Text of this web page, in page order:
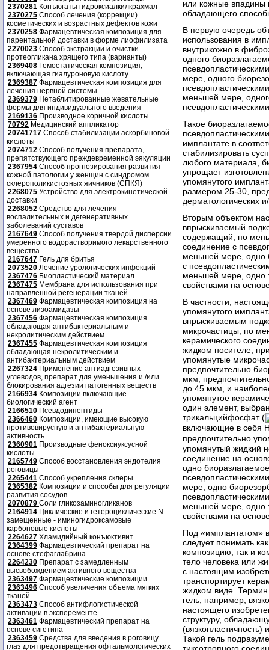
2370281 Конъюгаты гидроксиалкилкрахмал
2370275 Способ лечения (коррекции)
косметических и возрастных дефектов кожи
2370258 Фармацевтическая композиция для
парентальной доставки в форме лиофилизата
2270023 Способ экстракции и очистки
протеогликана хрящего типа (варианты)
2369408 Гемостатическая композиция,
включающая гиалуроновую кислоту
2369387 Фармацевтическая композиция для
лечения нервной системы
2369379 Нетаблитированные жевательные
формы для индивидуального введения
2169136 Производное коричной кислоты
70792 Медицинский аппликатор
20741717 Способ стабилизации аскорбиновой
кислоты
2074712 Способ получения препарата,
препятствующего преждевременной эякуляции
2367954 Способ прогнозирования развития
кожной патологии у женщин с синдромом
склерополикистозных яичников (СПКЯ)
2268075 Устройство для электрокинетической
доставки
2268052 Средство для лечения
воспалительных и дегенеративных
заболеваний суставов
2167649 Способ получения твердой дисперсии
умеренного водорастворимого лекарственного
вещества
2167647 Гель для бритья
2073520 Лечение урологических инфекций
2367476 Биопластический материал
2367475 Мембрана для использования при
направленной регенерации тканей
2367469 Фармацевтическая композиция на
основе лизоамидазы
2367456 Фармацевтическая композиция
обладающая антибактериальным и
некролитическим действием
2367455 Фармацевтическая композиция
обладающая некролитическим и
антибактериальным действием
2267324 Применение антиадгезивных
углеводов, препарат для уменьшения и /или
блокирования адгезии патогенных веществ
2166934 Композиции включающие
биологический агент
2166510 Псевдодипептиды
2366460 Композиции, имеющие высокую
противовирусную и антибактериальную
активность
2360901 Производные феноксиуксусной
кислоты
2165749 Способ восстановления эндотелия
роговицы
2265441 Способ укрепления склеры
2365382 Композиции и способы для регуляции
развития сосудов
2070879 Соли гликозаминогликанов
2164914 Циклические и гетероциклические N -
замещенные - иминогидроксамовые
карбоновые кислоты
2264627 Хламидийный конъюктивит
2364399 Фармацевтический препарат на
основе стефаглабрина
2264230 Препарат с замедленным
высвобождением активного вещества
2363497 Фармацевтические композиции
2363496 Способ увеличения объема мягких
тканей
2363473 Способ антифлогистической
активации в эксперементе
2363461 Фармацевтический препарат на
основе сигетина
2363459 Средства для введения в роговицу
глаз для предотвращения офтальмологических
или кожные впадины
обладающего
В первую очередь
использования в
внутрикожно в
одного
мере, одного
меньшей мере,
Такое
имплантате в
стабилизировать
любого материала,
упрощает
упомянутого
размером 25-30,
дерматологических
Вторым объектом
впрыскиваемый
содержащий, по
соединение с
меньшей мере, одно
с
меньшей мере, одно
свойствами на
В частности,
упомянутого
впрыскиваемым
микрочастицы, по
керамического
жидком носителе,
упомянутые
предпочтительно
мкм,
до 45 мкм, и
упомянутое
один элемент,
трикальцийфосфат (
включающие в себя
предпочтительно
упомянутый жидкий
соединение на
одно
мере, одно
меньшей мере, одно
свойствами на
Под «имплантатом»
следует понимать
композицию, так и
тело человека или
с настоящим
транспортирует
жидком виде. Термин
гель, например,
настоящего
структуру,
(вязкопластичность)
Такой гель
тиксотропного